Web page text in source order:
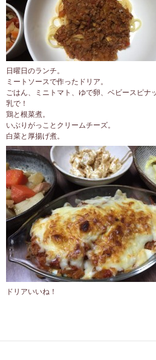
日曜日のランチ。
ミートソースで作ったドリア。
ごはん、ミニトマト、ゆで卵、ベビースピナ
乳で！
鶏と根菜煮。
いぶりがっことクリームチーズ。
白菜と厚揚げ煮。
ドリアいいね！